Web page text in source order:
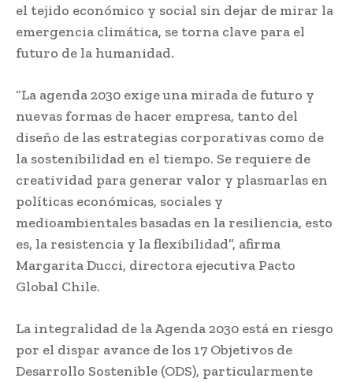
el tejido económico y social sin dejar de mirar la
emergencia climática, se torna clave para el
futuro de la humanidad.
“La agenda 2030 exige una mirada de futuro y
nuevas formas de hacer empresa, tanto del
diseño de las estrategias corporativas como de
la sostenibilidad en el tiempo. Se requiere de
creatividad para generar valor y plasmarlas en
políticas económicas, sociales y
medioambientales basadas en la resiliencia, esto
es, la resistencia y la flexibilidad”, afirma
Margarita Ducci, directora ejecutiva Pacto
Global Chile.
La integralidad de la Agenda 2030 está en riesgo
por el dispar avance de los 17 Objetivos de
Desarrollo Sostenible (ODS), particularmente